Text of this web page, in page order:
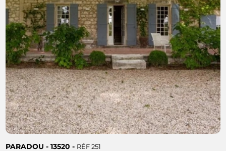
PARADOU - 13520 - RÉF 251